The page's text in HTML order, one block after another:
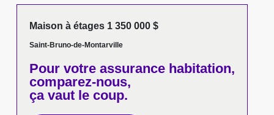
Maison à étages 1 350 000 $
Saint-Bruno-de-Montarville
Pour votreassurance habitation,
comparez-nous,
ça vaut le coup.